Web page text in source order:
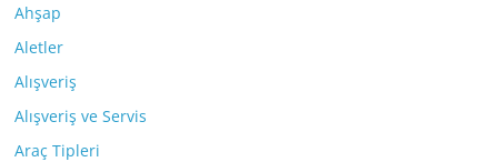
Ahşap
Aletler
Alışveriş
Alışveriş ve Servis
Araç Tipleri